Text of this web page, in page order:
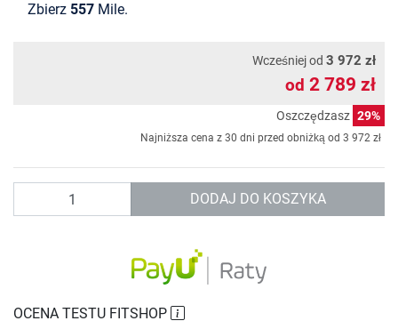
Zbierz 557 Mile.
Wcześniej od 3 972 zł
od 2 789 zł
Oszczędzasz 29%
Najniższa cena z 30 dni przed obniżką od 3 972 zł
DODAJ DO KOSZYKA
OCENA TESTU FITSHOP